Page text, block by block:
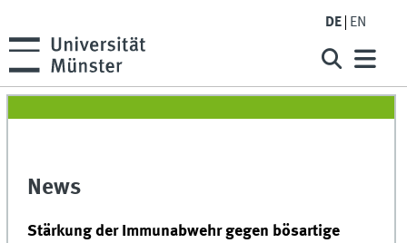
DE EN
News
Stärkung der Immunabwehr gegen bösartige